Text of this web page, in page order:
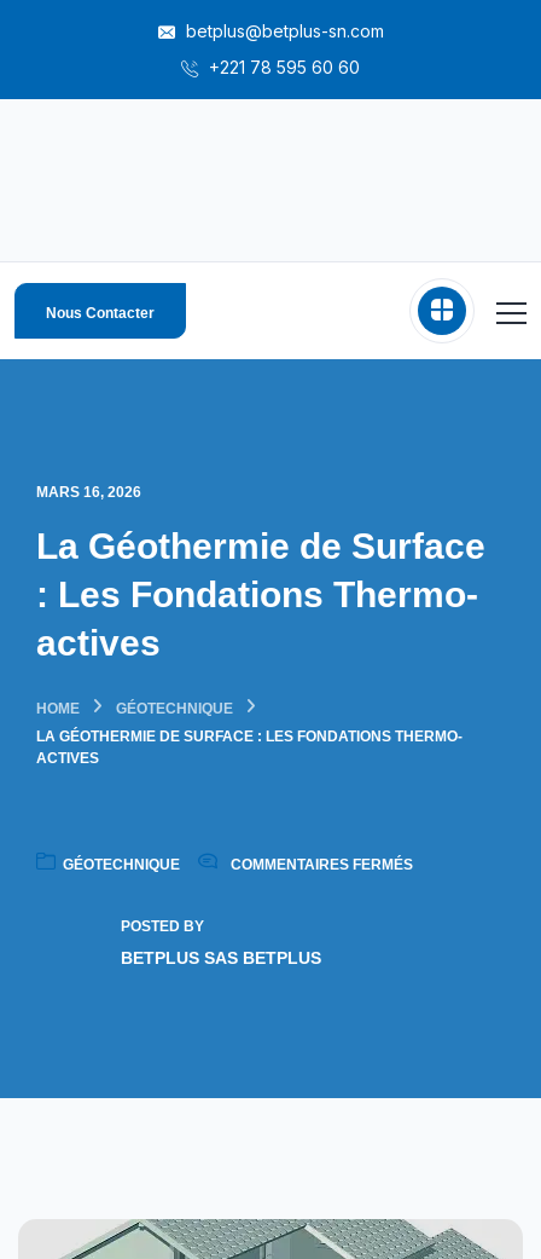
betplus@betplus-sn.com
+221 78 595 60 60
Nous Contacter
MARS 16, 2026
La Géothermie de Surface
: Les Fondations Thermo-
actives
HOME
GÉOTECHNIQUE
LA GÉOTHERMIE DE SURFACE : LES FONDATIONS THERMO-
ACTIVES
GÉOTECHNIQUE COMMENTAIRES FERMÉS
POSTED BY
BETPLUS SAS BETPLUS